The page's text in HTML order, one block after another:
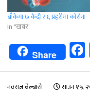
बाँकेमा ७ कैदी र ६ प्रहरीमा कोरोना
In "खबर"
Share
नवराज बेल्बासे साउन १५,